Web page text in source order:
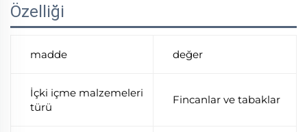
Özelliği
madde değer
İçki içme malzemeleri
türü
Fincanlar ve tabaklar